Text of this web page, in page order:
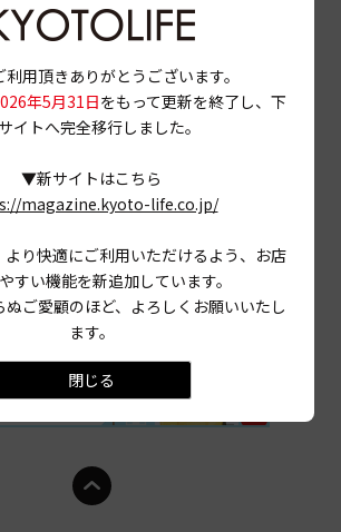
ーパットポンカリー # 割烹
# コルネ # 蛸薬師通
# イギリス料理
利用頂きありがとうございます。
年5月31日をもって更新を終了し、下
イトへ完全移行しました。
▼新サイトはこちら
magazine.kyoto-life.co.jp/
り快適にご利用いただけるよう、お店
すい機能を新追加しています。
ご愛顧のほど、よろしくお願いいたし
ます。
閉じる